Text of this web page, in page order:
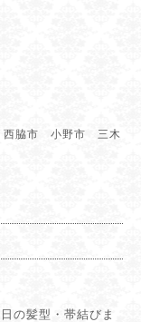
西脇市 小野市 三木
の髪型・帯結びま